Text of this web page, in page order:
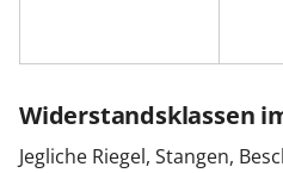
Widerstandsklassen
Jegliche Riegel, Stangen,